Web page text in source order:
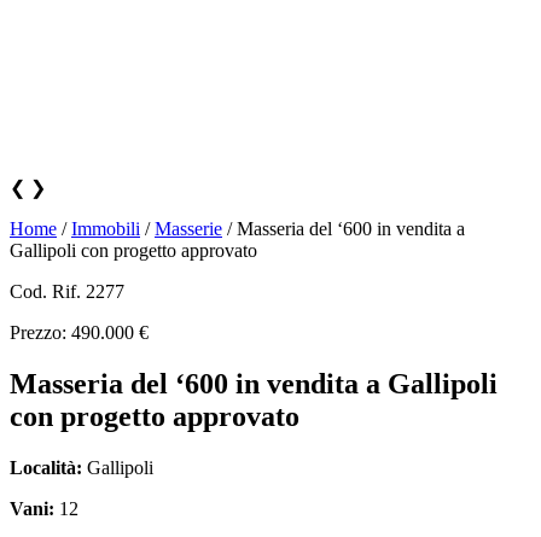
❮ ❯
Home /Immobili /Masserie /Masseria del ‘600 in vendita a
Gallipoli con progetto approvato
Cod. Rif. 2277
Prezzo: 490.000 €
Masseria del ‘600 in vendita a Gallipoli
con progetto approvato
Località: Gallipoli
Vani: 12